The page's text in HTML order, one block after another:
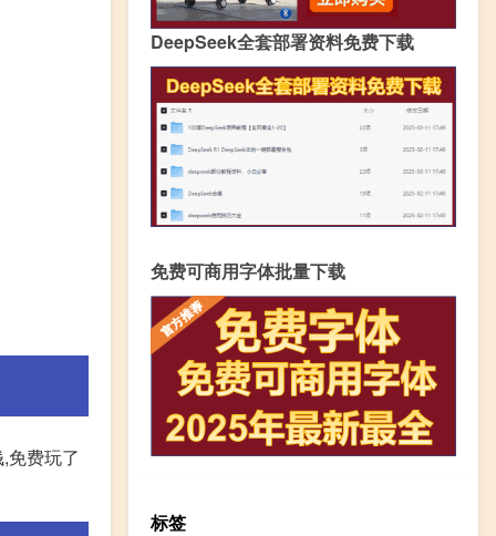
免费玩了
DeepSeek全套部署资料免费下载
免费可商用字体批量下载
标签